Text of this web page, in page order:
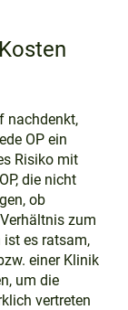
nachdenkt,
OP ein
Risiko mit
die nicht
ob
zum
ist es ratsam,
einer Klinik
um die
vertreten